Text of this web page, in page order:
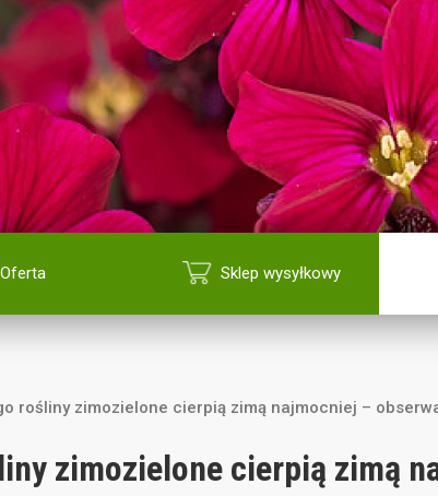
Oferta Sklep wysyłkowy
rośliny zimozielone cierpią zimą najmocniej –
zimozielone cierpią zimą